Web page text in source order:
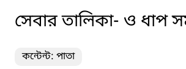
সেবার তালিকা- ও ধাপ
কন্টেন্ট: পাতা